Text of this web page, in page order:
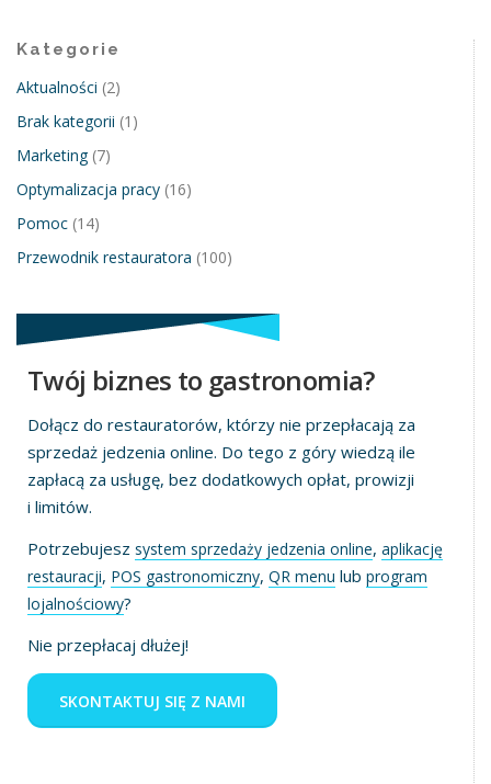
Kategorie
Aktualności (2)
Brak kategorii (1)
Marketing(7)
Optymalizacja pracy (16)
Pomoc (14)
Przewodnik restauratora (100)
Twój biznes to gastronomia?
Dołącz do restauratorów, którzy nie przepłacają za
sprzedaż jedzenia online. Do tego z góry wiedzą ile
zapłacą za usługę, bez dodatkowych opłat, prowizji
i limitów.
Potrzebujesz system sprzedaży jedzenia online, aplikację
restauracji, POS gastronomiczny, QR menu lub program
lojalnościowy?
Nie przepłacaj dłużej!
SKONTAKTUJ SIĘ Z NAMI